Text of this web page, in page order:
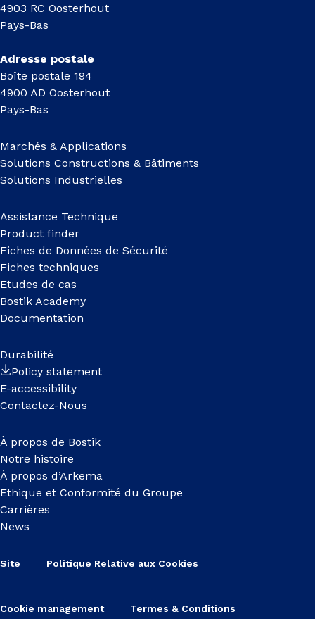
4903 RC Oosterhout
Pays-Bas
Adresse postale
Boîte postale 194
4900 AD Oosterhout
Pays-Bas
Marchés & Applications
Solutions Constructions & Bâtiments
Solutions Industrielles
Assistance Technique
Product finder
Fiches de Données de Sécurité
Fiches techniques
Etudes de cas
Bostik Academy
Documentation
Durabilité
Policy statement
E-accessibility
Contactez-Nous
À propos de Bostik
Notre histoire
À propos d’Arkema
Ethique et Conformité du Groupe
Carrières
News
Site Politique Relative aux Cookies
Cookie management Termes & Conditions